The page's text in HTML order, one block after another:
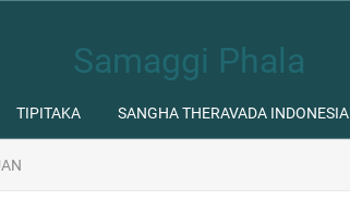
Samaggi Phala
TIPITAKA SANGHA THERAVADA INDONESIA